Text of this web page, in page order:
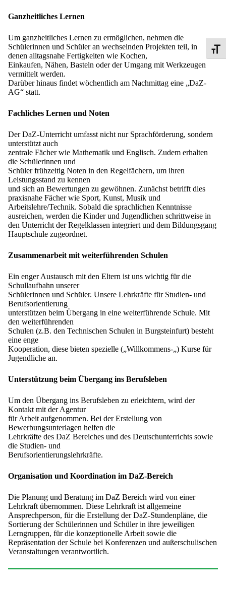
Ganzheitliches Lernen
Um ganzheitliches Lernen zu ermöglichen, nehmen die
Schülerinnen und Schüler an wechselnden Projekten teil, in
denen alltagsnahe Fertigkeiten wie Kochen,
Einkaufen, Nähen, Basteln oder der Umgang mit Werkzeugen
vermittelt werden.
Darüber hinaus findet wöchentlich am Nachmittag eine „DaZ-
AG“ statt.
Fachliches Lernen und Noten
Der DaZ-Unterricht umfasst nicht nur Sprachförderung, sondern
unterstützt auch
zentrale Fächer wie Mathematik und Englisch. Zudem erhalten
die Schülerinnen und
Schüler frühzeitig Noten in den Regelfächern, um ihren
Leistungsstand zu kennen
und sich an Bewertungen zu gewöhnen. Zunächst betrifft dies
praxisnahe Fächer wie Sport, Kunst, Musik und
Arbeitslehre/Technik. Sobald die sprachlichen Kenntnisse
ausreichen, werden die Kinder und Jugendlichen schrittweise in
den Unterricht der Regelklassen integriert und dem Bildungsgang
Hauptschule zugeordnet.
Zusammenarbeit mit weiterführenden Schulen
Ein enger Austausch mit den Eltern ist uns wichtig für die
Schullaufbahn unserer
Schülerinnen und Schüler. Unsere Lehrkräfte für Studien- und
Berufsorientierung
unterstützen beim Übergang in eine weiterführende Schule. Mit
den weiterführenden
Schulen (z.B. den Technischen Schulen in Burgsteinfurt) besteht
eine enge
Kooperation, diese bieten spezielle („Willkommens-„) Kurse für
Jugendliche an.
Unterstützung beim Übergang ins Berufsleben
Um den Übergang ins Berufsleben zu erleichtern, wird der
Kontakt mit der Agentur
für Arbeit aufgenommen. Bei der Erstellung von
Bewerbungsunterlagen helfen die
Lehrkräfte des DaZ Bereiches und des Deutschunterrichts sowie
die Studien- und
Berufsorientierungslehrkräfte.
Organisation und Koordination im DaZ-Bereich
Die Planung und Beratung im DaZ Bereich wird von einer
Lehrkraft übernommen. Diese Lehrkraft ist allgemeine
Ansprechperson, für die Erstellung der DaZ-Stundenpläne, die
Sortierung der Schülerinnen und Schüler in ihre jeweiligen
Lerngruppen, für die konzeptionelle Arbeit sowie die
Repräsentation der Schule bei Konferenzen und außerschulischen
Veranstaltungen verantwortlich.